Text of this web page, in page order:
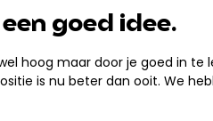
goed idee.
hoog maar door je goed in
is nu beter dan ooit. We